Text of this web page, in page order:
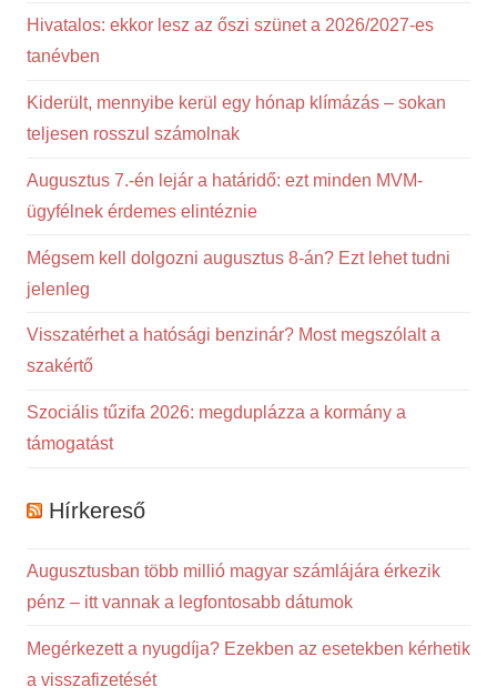
Hivatalos: ekkor lesz az őszi szünet a 2026/2027-es
tanévben
Kiderült, mennyibe kerül egy hónap klímázás – sokan
teljesen rosszul számolnak
Augusztus 7.-én lejár a határidő: ezt minden MVM-
ügyfélnek érdemes elintéznie
Mégsem kell dolgozni augusztus 8-án? Ezt lehet tudni
jelenleg
Visszatérhet a hatósági benzinár? Most megszólalt a
szakértő
Szociális tűzifa 2026: megduplázza a kormány a
támogatást
Hírkereső
Augusztusban több millió magyar számlájára érkezik
pénz – itt vannak a legfontosabb dátumok
Megérkezett a nyugdíja? Ezekben az esetekben kérhetik
a visszafizetését